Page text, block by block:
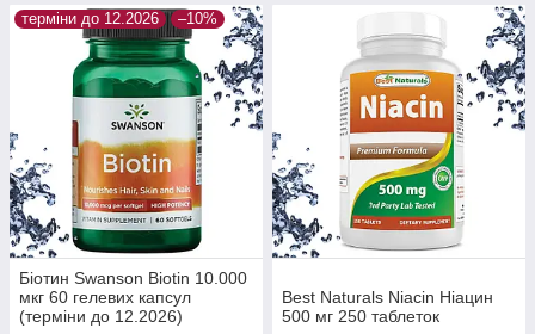
терміни до 12.2026 –10%
Біотин Swanson Biotin 10.000
мкг 60 гелевих капсул
(терміни до 12.2026)
Best Naturals Niacin Ніацин
500 мг 250 таблеток